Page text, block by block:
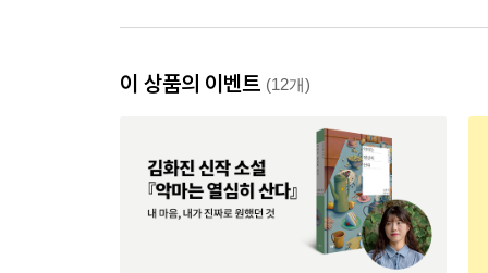
이 상품의 이벤트 (12개)